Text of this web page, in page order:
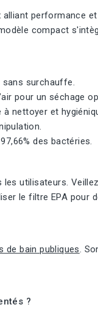
performance
compact
sans surchauffe.
pour un séchage
nettoyer et
des bactéries.
utilisateurs.
le filtre EPA pour
de bain publiques.
?